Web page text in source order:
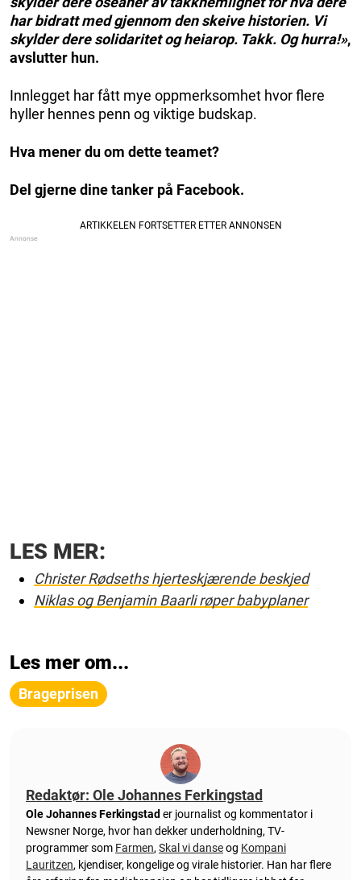
har bidratt med gjennom den skeive historien. Vi
skylder dere solidaritet og heiarop. Takk. Og hurra!»,
avslutter hun.
Innlegget har fått mye oppmerksomhet hvor flere
hyller hennes penn og viktige budskap.
Hva mener du om dette teamet?
Del gjerne dine tanker på Facebook.
LES MER:
Christer Rødseths hjerteskjærende beskjed
Niklas og Benjamin Baarli røper babyplaner
Les mer om...
Brageprisen
Redaktør: Ole Johannes Ferkingstad
Ole Johannes Ferkingstad er journalist og kommentator i
Newsner Norge, hvor han dekker underholdning, TV-
programmer som Farmen, Skal vi danseog Kompani
Lauritzen, kjendiser, kongelige og virale historier. Han har flere